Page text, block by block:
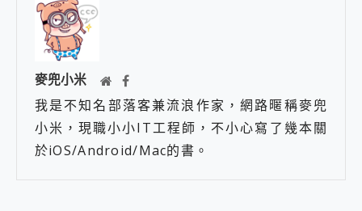
麥兜小米
我是不知名部落客兼流浪作家，網路暱稱麥兜
小米，現職小小IT工程師，不小心寫了幾本關
於iOS/Android/Mac的書。